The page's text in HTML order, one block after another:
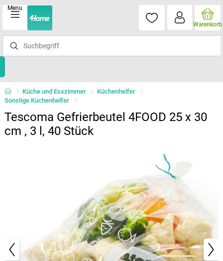
Menu
Warenkorb
Küche und Esszimmer
Küchenhelfer
Sonstige Küchenhelfer
Tescoma Gefrierbeutel 4FOOD 25 x 30
cm , 3 l, 40 Stück